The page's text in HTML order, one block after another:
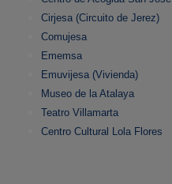
Cirjesa (Circuito de Jerez)
Comujesa
Ememsa
Emuvijesa (Vivienda)
Museo de la Atalaya
Teatro Villamarta
Centro Cultural Lola Flores